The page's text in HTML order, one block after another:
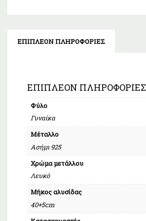
ΕΠΙΠΛΈΟΝ ΠΛΗΡΟΦΟΡΊΕΣ
ΕΠΙΠΛΈΟΝ ΠΛΗΡΟΦΟΡΊΕΣ
Φύλο
Γυναίκα
Μέταλλο
Ασήμι 925
Χρώμα μετάλλου
Λευκό
Μήκος αλυσίδας
40+5cm